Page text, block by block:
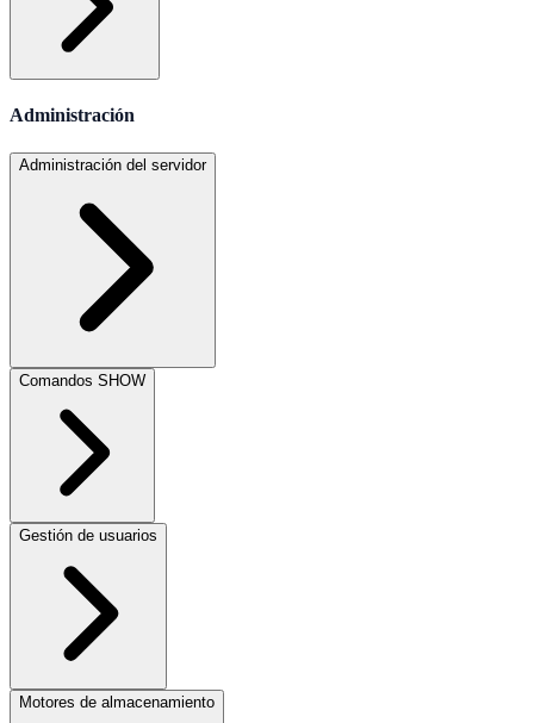
Administración
Administración del servidor
Comandos SHOW
Gestión de usuarios
Motores de almacenamiento